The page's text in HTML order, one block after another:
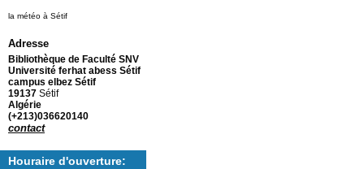
la météo à Sétif
Adresse
Bibliothèque de Faculté SNV
Université ferhat abess Sétif
campus elbez Sétif
19137 Sétif
Algérie
(+213)036620140
contact
Houraire d'ouverture: